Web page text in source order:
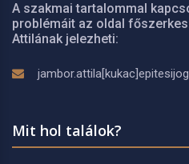
A szakmai tartalommal
problémáit az oldal
Attilának jelezheti:
Mit hol találok?